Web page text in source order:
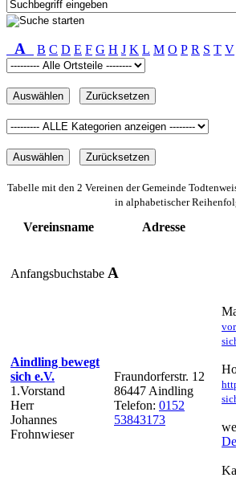
A B C D E F G H J K L M O P R S T V
Tabelle mit den 2 Vereinen der Gemeinde
in alphabetischer
Vereinsname Adresse
Anfangsbuchstabe A
Aindling bewegt
sich e.V.
1.Vorstand
Herr
Johannes
Frohnwieser
Fraundorferstr. 12
86447 Aindling
Telefon: 0152
53843173